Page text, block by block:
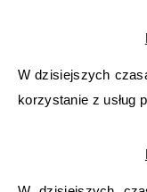
W dzisiejszych
korzystanie z usług